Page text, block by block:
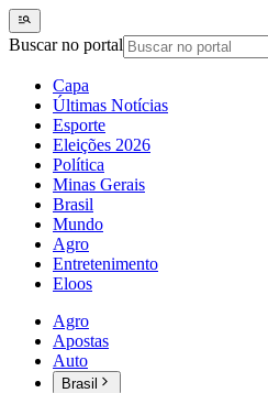
Buscar no portal
Capa
Últimas Notícias
Esporte
Eleições 2026
Política
Minas Gerais
Brasil
Mundo
Agro
Entretenimento
Eloos
Agro
Apostas
Auto
Brasil